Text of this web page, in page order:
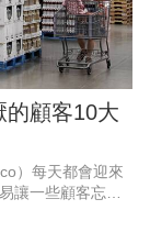
的顧客10大
）每天都會迎來
讓一些顧客忘記
員工最希望